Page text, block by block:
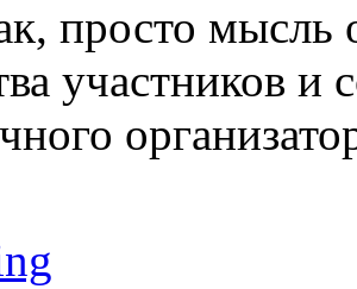
просто мысль
участников